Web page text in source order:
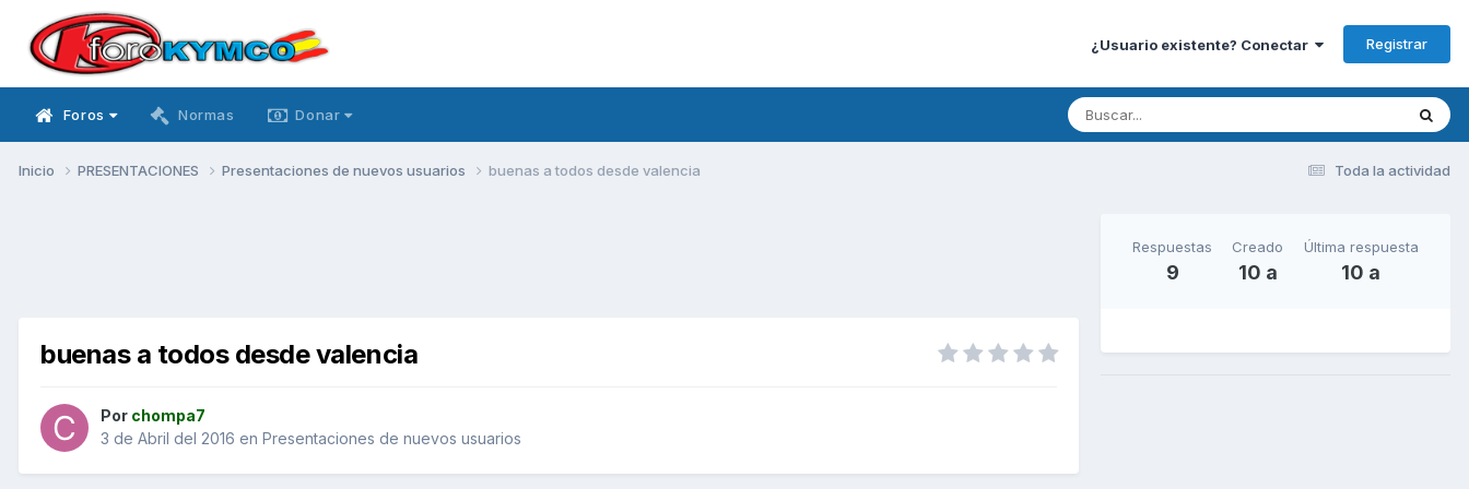
¿Usuario existente? Conectar Registrar
Foros Normas Donar
Toda la actividad
Inicio PRESENTACIONES Presentaciones de nuevos usuarios buenas a todos desde valencia
buenas a todos desde valencia
Por chompa7
3 de Abril del 2016 en Presentaciones de nuevos usuarios
Respuestas
9
Creado
10 a
Última respuesta
10 a